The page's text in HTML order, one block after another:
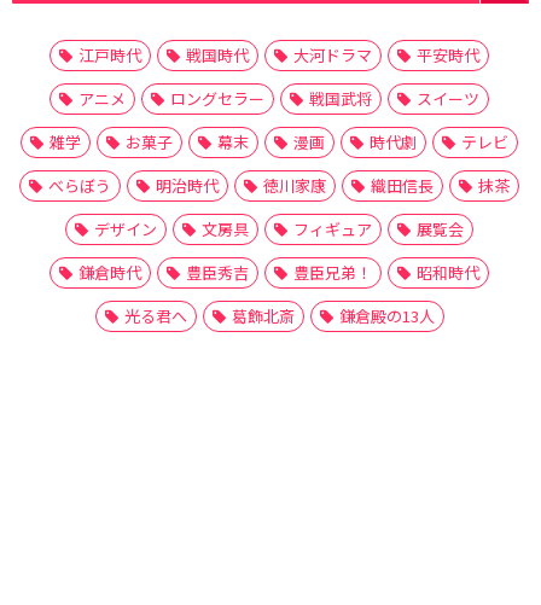
江戸時代 戦国時代 大河ドラマ
平安時代
アニメ
ロングセラー 戦国武将
スイーツ
雑学
お菓子 幕末 漫画 時代劇
テレビ
べらぼう
明治時代 徳川家康 織田信長
抹茶
デザイン
文房具 フィギュア
展覧会
鎌倉時代
豊臣秀吉 豊臣兄弟！
昭和時代
光る君へ
葛飾北斎 鎌倉殿の13人